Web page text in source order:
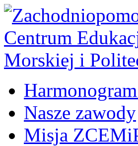
Nasze zawody
Misja